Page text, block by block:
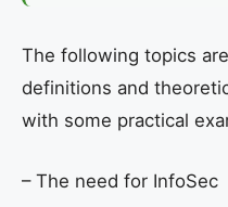
The following topics
definitions and
with some practical
– The need for InfoSec